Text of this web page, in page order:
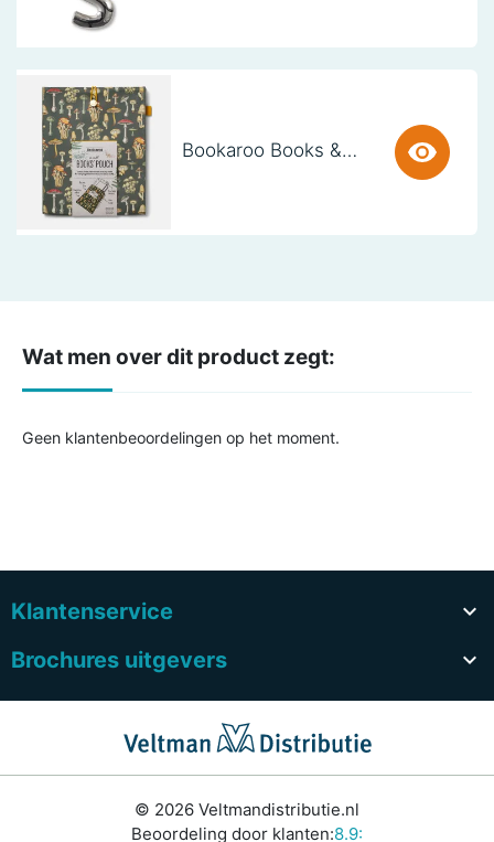
Bookaroo Books & Stuff Pouch - Botanical
Wat men over dit product zegt:
Geen klantenbeoordelingen op het moment.
Klantenservice

Brochures uitgevers

© 2026 Veltmandistributie.nl
Beoordeling door klanten:8.9: